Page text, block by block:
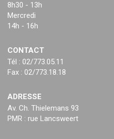
8h30 - 13h
Mercredi
14h - 16h
CONTACT
Tél : 02/773.05.11
Fax : 02/773.18.18
ADRESSE
Av. Ch. Thielemans 93
PMR : rue Lancsweert